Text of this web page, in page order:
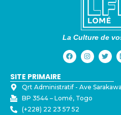
La Culture de
SITE PRIMAIRE
Qrt Administratif - ⁠Ave Sarakawa
BP 3544 – Lomé, Togo
(+228) 22 23 57 52